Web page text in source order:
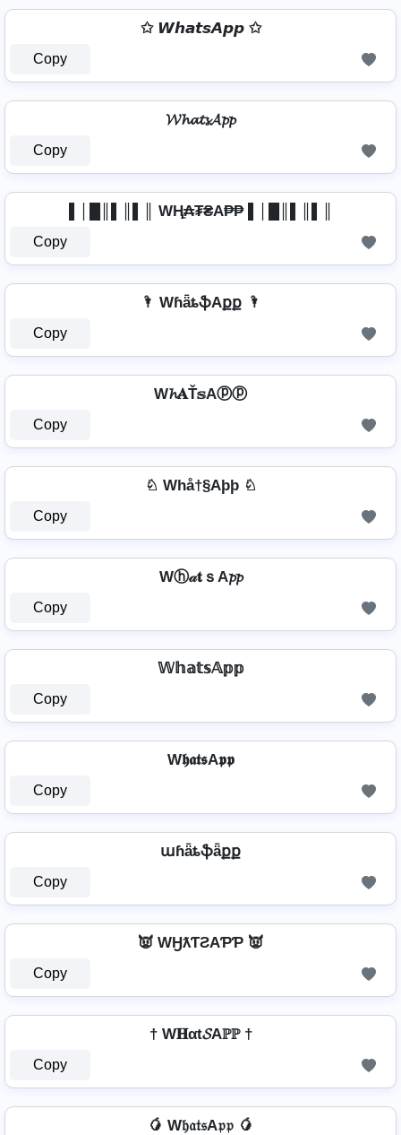
✩ 𝙒𝙝𝙖𝙩𝙨𝘼𝙥𝙥 ✩
Copy
𝓦𝓱𝓪𝓽𝓼𝓐𝓹𝓹
Copy
▌│█║▌║▌║ WⱧ̼₳₮₴A₱₱ ▌│█║▌║▌║
Copy
🌂 WɦǟȶֆAքք 🌂
Copy
W𝓱𝐀Ť𝕤Aⓟⓟ
Copy
♘ Whå†§Aþþ ♘
Copy
Wⓗ𝒶𝐭ｓA𝓹𝓹
Copy
𝕎𝕙𝕒𝕥𝕤𝔸𝕡𝕡
Copy
W𝖍𝖆𝖙𝖘A𝖕𝖕
Copy
աɦǟȶֆǟքք
Copy
👿 WӇƛƬƧAƤƤ 👿
Copy
† W𝐇αt𝓢Aℙℙ †
Copy
🥭 W𝔥𝔞𝔱𝔰A𝔭𝔭 🥭